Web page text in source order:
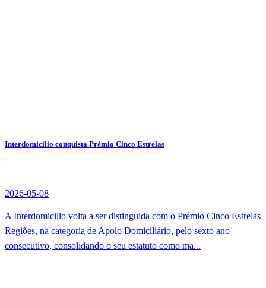
Interdomicilio conquista Prémio Cinco Estrelas
2026-05-08
A Interdomicilio volta a ser distinguida com o Prémio Cinco Estrelas
Regiões, na categoria de Apoio Domiciliário, pelo sexto ano
consecutivo, consolidando o seu estatuto como ma...